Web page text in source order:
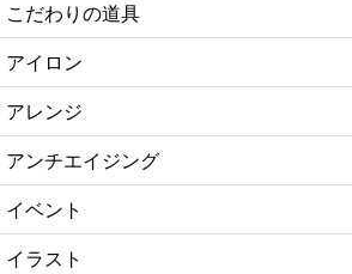
こだわりの道具
アイロン
アレンジ
アンチエイジング
イベント
イラスト